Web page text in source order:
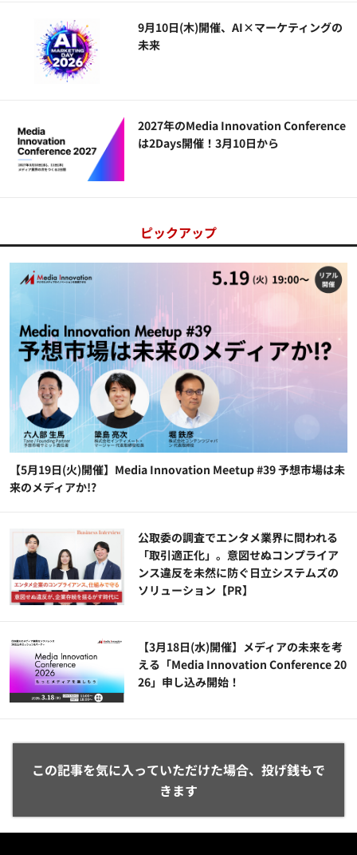
9月10日(木)開催、AI×マーケティングの
未来
2027年のMedia Innovation Conference
は2Days開催！3月10日から
ピックアップ
【5月19日(火)開催】Media Innovation Meetup #39 予想市場は未
来のメディアか!?
公​​取委の調査でエンタメ業界に問われる
「取引適正化」。意図せぬコンプライア
ンス違反を未然に防ぐ日立システムズの
ソリューション​【PR】
【3月18日(水)開催】メディアの未来を考
える「Media Innovation Conference 20
26」申し込み開始！
この記事を気に入っていただけた場合、投げ銭もで
きます